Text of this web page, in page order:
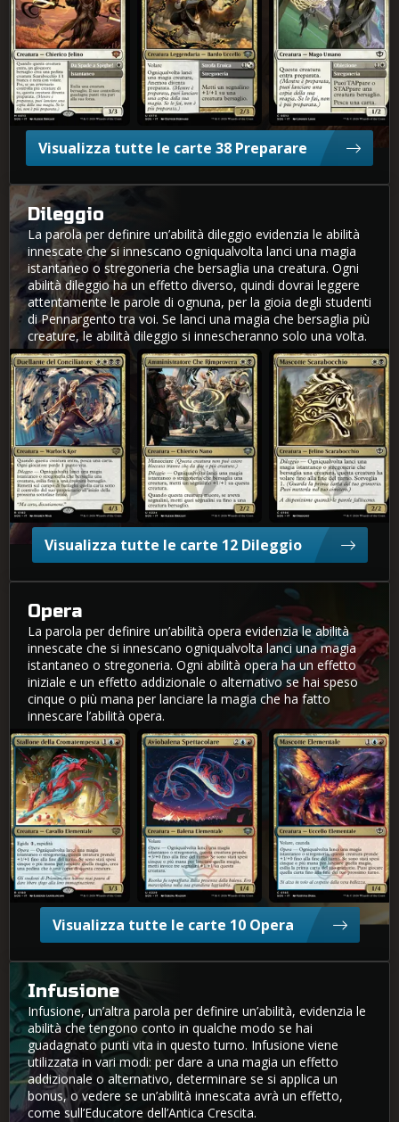
Visualizza tutte le carte 38 Preparare
Dileggio
La parola per definire un’abilità dileggio evidenzia le abilità
innescate che si innescano ogniqualvolta lanci una magia
istantaneo o stregoneria che bersaglia una creatura. Ogni
abilità dileggio ha un effetto diverso, quindi dovrai leggere
attentamente le parole di ognuna, per la gioia degli studenti
di Pennargento tra voi. Se lanci una magia che bersaglia più
creature, le abilità dileggio si innescheranno solo una volta.
Duellante del Conciliatore Amministratore Che Rimprovera Mascotte Scarabocchio
Visualizza tutte le carte 12 Dileggio
Opera
La parola per definire un’abilità opera evidenzia le abilità
innescate che si innescano ogniqualvolta lanci una magia
istantaneo o stregoneria. Ogni abilità opera ha un effetto
iniziale e un effetto addizionale o alternativo se hai speso
cinque o più mana per lanciare la magia che ha fatto
innescare l’abilità opera.
Stallone della Cromatempesta Aviobalena Spettacolare Mascotte Elementale
Visualizza tutte le carte 10 Opera
Infusione
Infusione, un’altra parola per definire un’abilità, evidenzia le
abilità che tengono conto in qualche modo se hai
guadagnato punti vita in questo turno. Infusione viene
utilizzata in vari modi: per dare a una magia un effetto
addizionale o alternativo, determinare se si applica un
bonus, o vedere se un’abilità innescata avrà un effetto,
come sull’Educatore dell’Antica Crescita.